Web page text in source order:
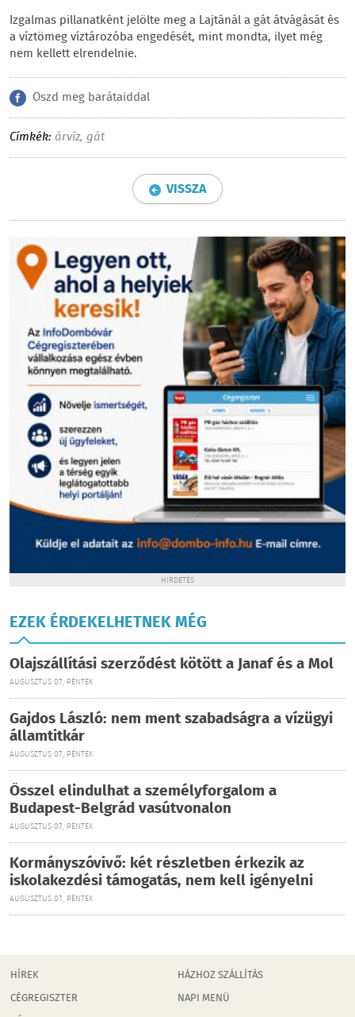
Izgalmas pillanatként jelölte meg a Lajtánál a gát átvágását és
a víztömeg víztározóba engedését, mint mondta, ilyet még
nem kellett elrendelnie.
Oszd meg barátaiddal
Címkék: árvíz, gát
VISSZA
HIRDETÉS
EZEK ÉRDEKELHETNEK MÉG
Olajszállítási szerződést kötött a Janaf és a Mol
AUGUSZTUS 07., PÉNTEK
Gajdos László: nem ment szabadságra a vízügyi
államtitkár
AUGUSZTUS 07., PÉNTEK
Ősszel elindulhat a személyforgalom a
Budapest-Belgrád vasútvonalon
AUGUSZTUS 07., PÉNTEK
Kormányszóvivő: két részletben érkezik az
iskolakezdési támogatás, nem kell igényelni
AUGUSZTUS 07., PÉNTEK
HÍREK
CÉGREGISZTER
HÁZHOZ SZÁLLÍTÁS
NAPI MENÜ